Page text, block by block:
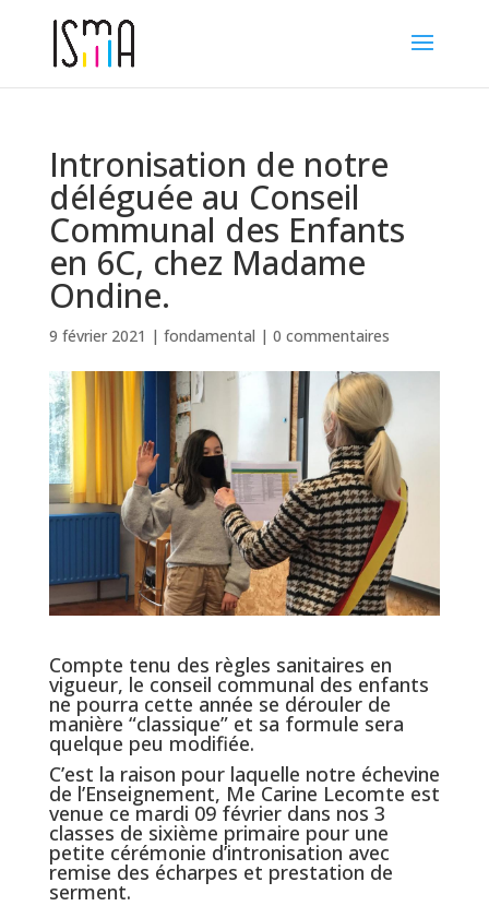
Intronisation de notre
déléguée au Conseil
Communal des Enfants
en 6C, chez Madame
Ondine.
9 février 2021 | fondamental | 0 commentaires
Compte tenu des règles sanitaires en
vigueur, le conseil communal des enfants
ne pourra cette année se dérouler de
manière “classique” et sa formule sera
quelque peu modifiée.
C’est la raison pour laquelle notre échevine
de l’Enseignement, Me Carine Lecomte est
venue ce mardi 09 février dans nos 3
classes de sixième primaire pour une
petite cérémonie d’intronisation avec
remise des écharpes et prestation de
serment.